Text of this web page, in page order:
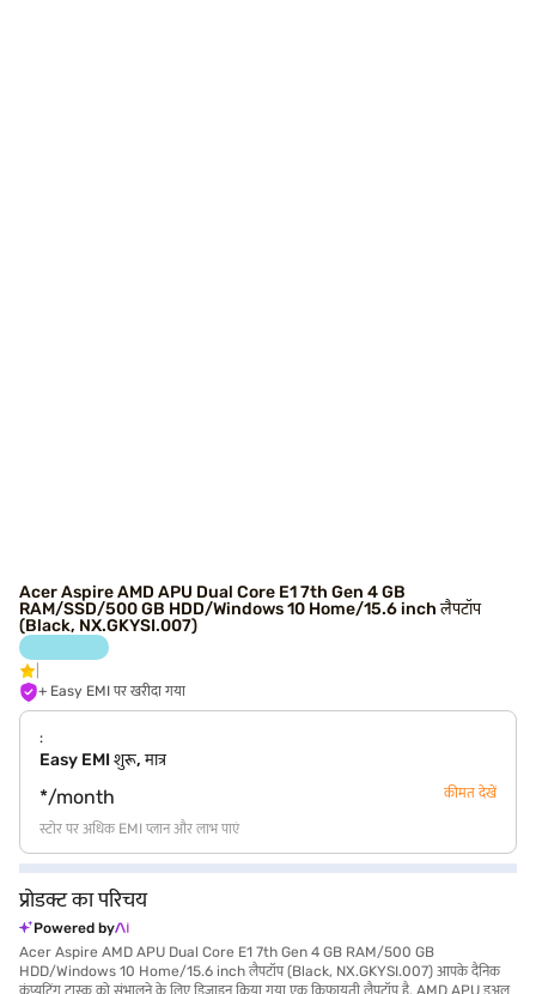
Acer Aspire AMD APU Dual Core E1 7th Gen 4 GB
RAM/SSD/500 GB HDD/Windows 10 Home/15.6 inch लैपटॉप
(Black, NX.GKYSI.007)
+ Easy EMI पर खरीदा गया
:
Easy EMI शुरू, मात्र
*/month कीमत देखें
स्टोर पर अधिक EMI प्लान और लाभ पाएं
प्रोडक्ट का परिचय
Powered by
Acer Aspire AMD APU Dual Core E1 7th Gen 4 GB RAM/500 GB
HDD/Windows 10 Home/15.6 inch लैपटॉप (Black, NX.GKYSI.007) आपके दैनिक
कंप्यूटिंग टास्क को संभालने के लिए डिज़ाइन किया गया एक किफायती लैपटॉप है. AMD APU डुअल